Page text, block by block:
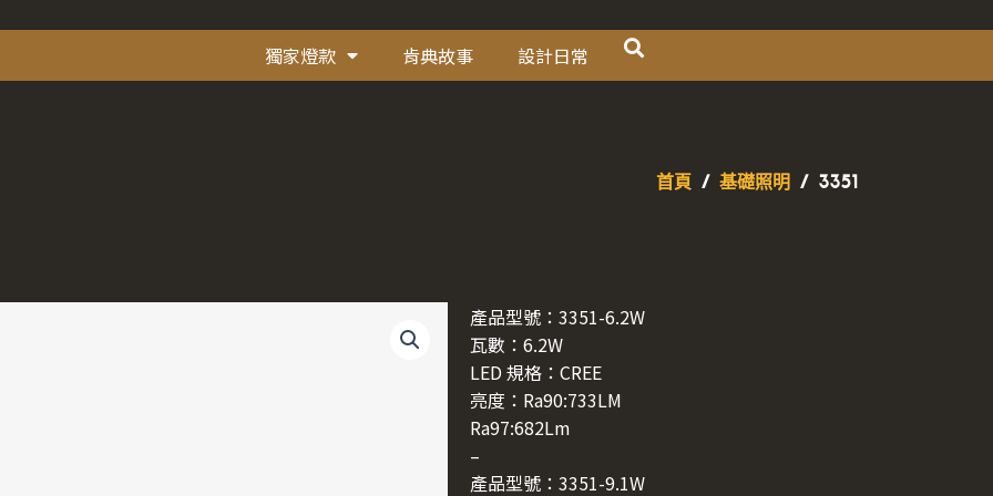
獨家燈款 肯典故事 設計日常
首頁 / 基礎照明 / 3351
產品型號：3351-6.2W
瓦數：6.2W
LED 規格：CREE
亮度：Ra90:733LM
Ra97:682Lm
–
產品型號：3351-9.1W